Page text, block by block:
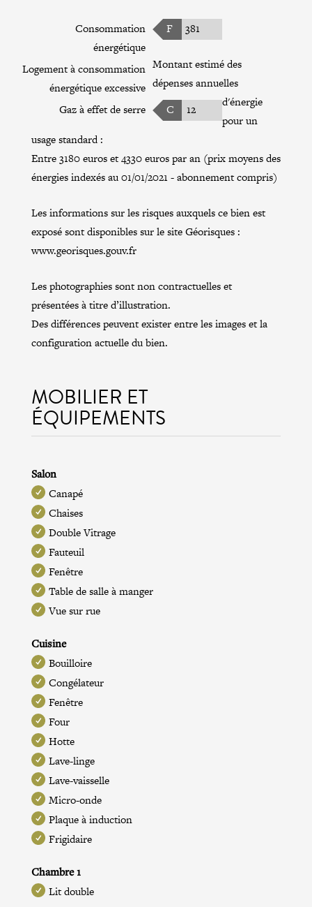
Consommation
énergétique
F 381
Logement à consommation
énergétique excessive
Gaz à effet de serre
C 12
Montant estimé des
dépenses annuelles
d'énergie
pour un
usage standard :
Entre 3180 euros et 4330 euros par an (prix moyens des
énergies indexés au 01/01/2021 - abonnement compris)
Les informations sur les risques auxquels ce bien est
exposé sont disponibles sur le site Géorisques :
www.georisques.gouv.fr
Les photographies sont non contractuelles et
présentées à titre d’illustration.
Des différences peuvent exister entre les images et la
configuration actuelle du bien.
MOBILIER ET
ÉQUIPEMENTS
Salon
Canapé
Chaises
Double Vitrage
Fauteuil
Fenêtre
Table de salle à manger
Vue sur rue
Cuisine
Bouilloire
Congélateur
Fenêtre
Four
Hotte
Lave-linge
Lave-vaisselle
Micro-onde
Plaque à induction
Frigidaire
Chambre 1
Lit double